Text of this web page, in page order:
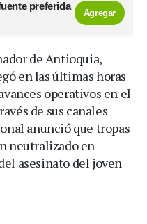
preferida
Agregar
de Antioquia,
en las últimas horas
operativos en el
de sus canales
anunció que tropas
neutralizado en
asesinato del joven